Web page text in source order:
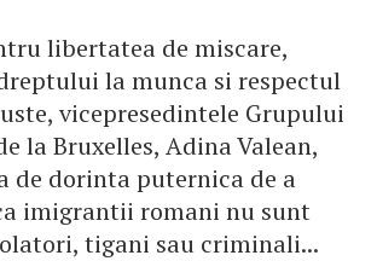
libertatea de miscare,
la munca si respectul
vicepresedintele Grupului
la Bruxelles, Adina Valean,
de dorinta puternica de a
imigrantii romani nu sunt
tigani sau criminali...